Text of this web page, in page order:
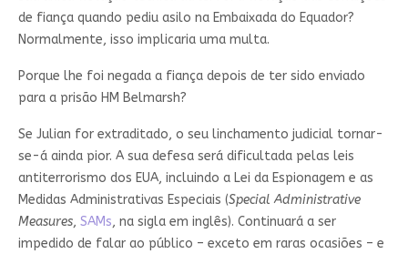
de fiança quando pediu asilo na Embaixada do Equador?
Normalmente, isso implicaria uma multa.
Porque lhe foi negada a fiança depois de ter sido enviado
para a prisão HM Belmarsh?
Se Julian for extraditado, o seu linchamento judicial tornar-
se-á ainda pior. A sua defesa será dificultada pelas leis
antiterrorismo dos EUA, incluindo a Lei da Espionagem e as
Medidas Administrativas Especiais (Special Administrative
Measures, SAMs, na sigla em inglês). Continuará a ser
impedido de falar ao público – exceto em raras ocasiões – e